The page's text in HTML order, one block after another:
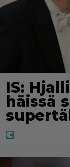
IS:
häissä